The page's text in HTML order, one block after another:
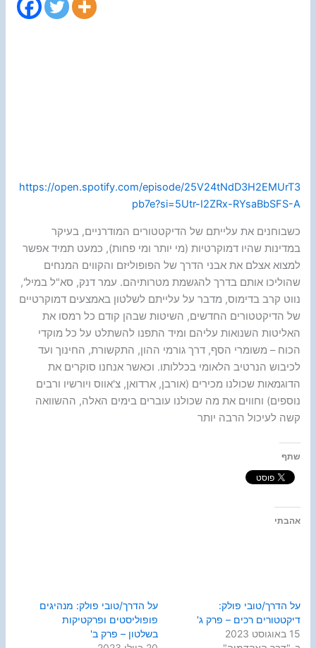
https://open.spotify.com/episode/25V24tNdD3H2EMUrT3
pb7e?si=5Utr-I2ZRx-RYsaBbSFS-A
כשבוחנים את עלייתם של הדיקטטורים המודרניים, בעיקר
במדינות שהיו דמוקרטיות (מי יותר ומי פחות), כמעט תמיד אפשר
למצוא אצלם את אבני הדרך של הפופוליזם והקווים המנחים
שהוליכו אותם בדרך להגשמת מטרותיהם. עמר דנק, סא"ל במיל',
נווט קרב בדימוס, מדבר על עלייתם לשלטון באמצעים דמוקרטיים
של הדיקטטורים החדשים, השיטות שבהן קודם כל רמסו את
האליטות השנואות עליהם ומיד התפנו להשתלט על כל מוקדי
הכוח – משומרי הסף, דרך גורמי ההון, התקשורת, החינוך ועד
לכיבוש הנרטיב הלאומי בכללותו. וכאשר אנחנו סוקרים את
הדוגמאות שכולנו מכירים (אורבן, ארדואן, צ'אווס ויורשיו ורבים
נוספים) וחווים את מה שכולנו עוברים בימים האלה, ההשוואה
קשה לעיכול הרבה יותר
שתף
אהבתי
על הדרך/טובי פולק:
דיקטטורים רכים – פרק ג'
15 באוגוסט 2023
על הדרך/טובי פולק: מנהיגים
פופוליסטים ופרקטיקות
בשלטון – פרק ב'